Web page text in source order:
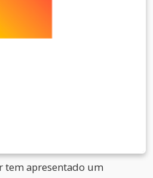
tem apresentado um